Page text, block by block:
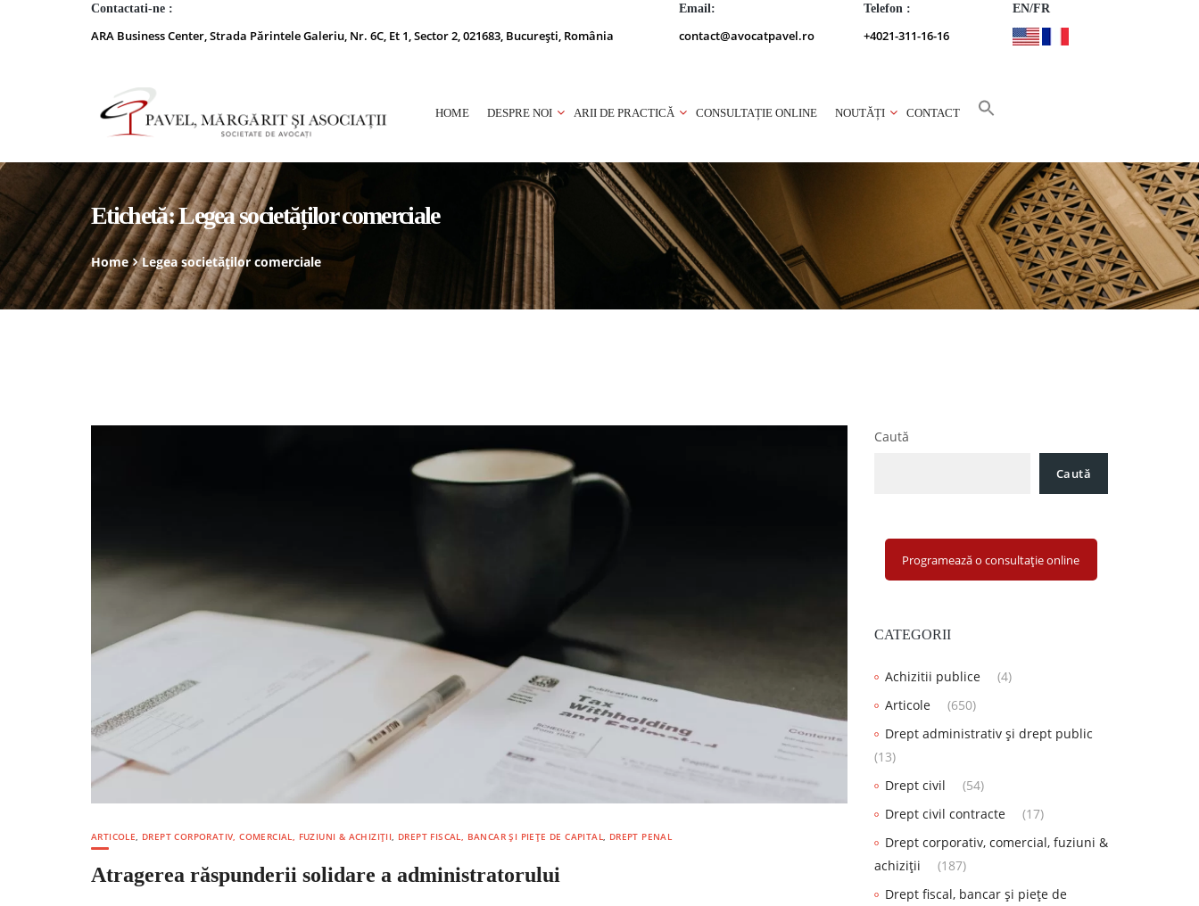
Contactati-ne :
ARA Business Center, Strada Părintele Galeriu, Nr. 6C, Et 1, Sector 2, 021683, București, România
Email:
contact@avocatpavel.ro
Telefon :
+4021-311-16-16
EN/FR
HOME DESPRE NOI ARII DE PRACTICĂ CONSULTAȚIE ONLINE NOUTĂȚI CONTACT
Etichetă:Legea societăților comerciale
Home Legea societăților comerciale
ARTICOLE DREPT CORPORATIV, COMERCIAL, FUZIUNI & ACHIZIȚII DREPT FISCAL, BANCAR ȘI PIEȚE DE CAPITAL DREPT PENAL
Atragerea răspunderii solidare a administratorului
Caută
Caută
Programează o consultație online
CATEGORII
Achizitii publice
(4)
Articole
(650)
Drept administrativ și drept public
(13)
Drept civil
(54)
Drept civil contracte
(17)
Drept corporativ, comercial, fuziuni &
achiziții
(187)
Drept fiscal, bancar și piețe de